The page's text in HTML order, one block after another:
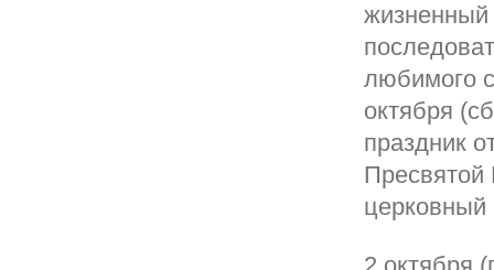
жизненный
любимого
октября
праздник
церковный